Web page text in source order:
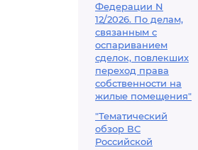
Федерации N
12/2026. По делам,
связанным с
оспариванием
сделок, повлекших
переход права
собственности на
жилые помещения"
"Тематический
обзор ВС
Российской